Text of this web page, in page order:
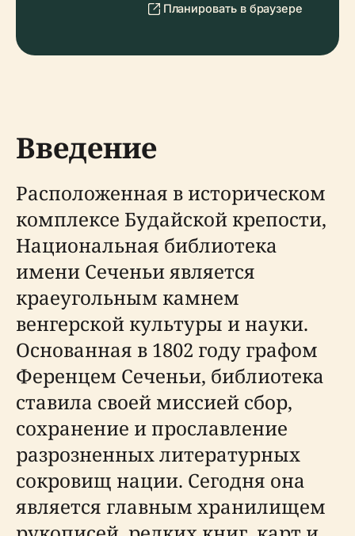
Планировать в браузере
Введение
Расположенная в историческом
комплексе Будайской крепости,
Национальная библиотека
имени Сеченьи является
краеугольным камнем
венгерской культуры и науки.
Основанная в 1802 году графом
Ференцем Сеченьи, библиотека
ставила своей миссией сбор,
сохранение и прославление
разрозненных литературных
сокровищ нации. Сегодня она
является главным хранилищем